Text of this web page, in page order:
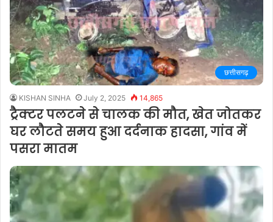
छत्तीसगढ़
KISHAN SINHA July 2, 2025 14,865
ट्रैक्टर पलटने से चालक की मौत, खेत जोतकर
घर लौटते समय हुआ दर्दनाक हादसा, गांव में
पसरा मातम